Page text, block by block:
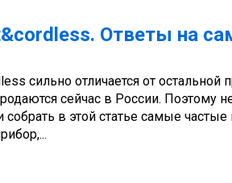
Ответы на
сильно отличается от
сейчас в России. Поэтому
в этой статье самые частые